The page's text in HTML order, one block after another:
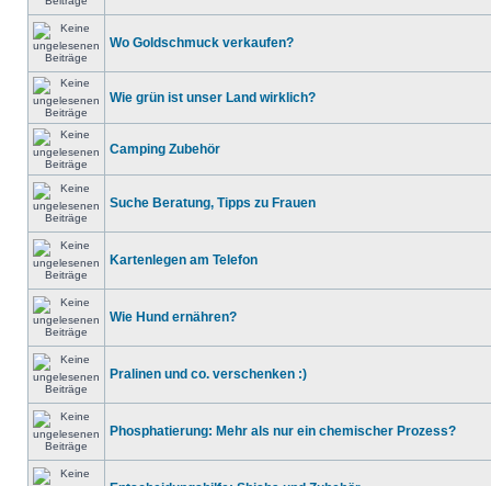
Wo Goldschmuck verkaufen?
Wie grün ist unser Land wirklich?
Camping Zubehör
Suche Beratung, Tipps zu Frauen
Kartenlegen am Telefon
Wie Hund ernähren?
Pralinen und co. verschenken :)
Phosphatierung: Mehr als nur ein chemischer Prozess?